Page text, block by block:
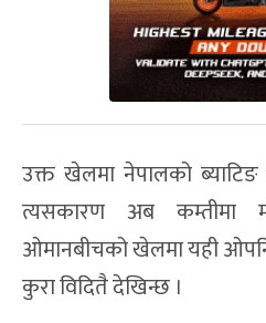
उक्त खेलमा नेपालको ब्याटिङ
त्यसकारण अब
ओमानबीचको खेलमा यही
कुरा विदितै देखिन्छ ।